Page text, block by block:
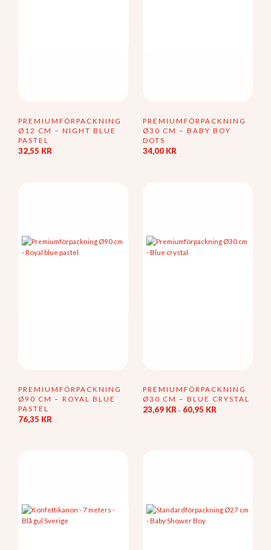
PREMIUMFÖRPACKNING
Ø12 CM – NIGHT BLUE
PASTEL
32,55 KR
PREMIUMFÖRPACKNING
Ø30 CM – BABY BOY
DOTS
34,00 KR
PREMIUMFÖRPACKNING
Ø90 CM – ROYAL BLUE
PASTEL
76,35 KR
PREMIUMFÖRPACKNING
Ø30 CM – BLUE CRYSTAL
23,69 KR – 60,95 KRPrisintervall:
alternativen
kan